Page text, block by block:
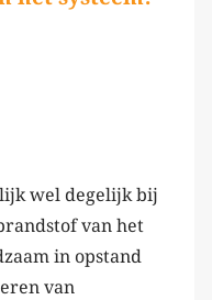
wel degelijk bij
van het
in opstand
van